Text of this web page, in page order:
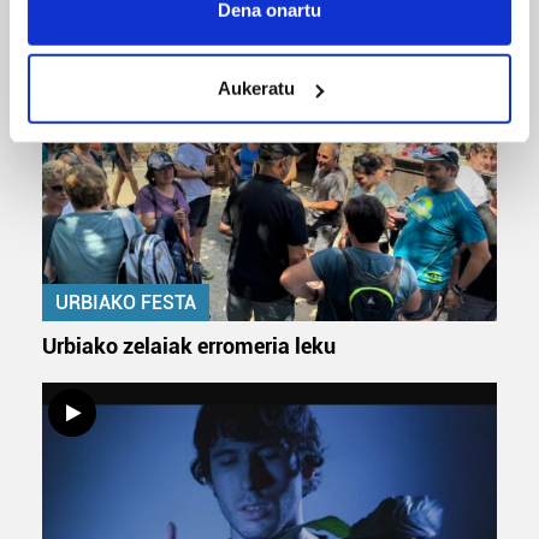
Collect information about your geographical
Identify your device by actively scanning it for
specific characteristics (fingerprinting)
Find out more about how your personal data is processed
and set your preferences in thedetails section.
Guk eta gure bazkideek zure datu pertsonalak
prozesatzen ditugu, zure IP zenbakia, besteak beste,
teknologia erabiliz, cookieak adibidez, iragarki eta eduki
pertsonalizatuak eskaintzeko, iragarkiak eta edukia
neurtzeko, jendeari buruzko informazioa biltzeko eta
produktuak garatzeko. Zure datuak nork eta zertarako
erabiltzen dituen hauta dezakezu.
Bazkide batzuek ez dizute baimenik eskatzen, eta beren
interes komertzial legitimoetan babesten dira. Ikusi gure
bazkideen zerrenda, beren ustez zein helburutarako
Dena onartu
Aukeratu
ERREPORTAJEAK
URBIAKO FESTA
Urbiako zelaiak erromeria leku